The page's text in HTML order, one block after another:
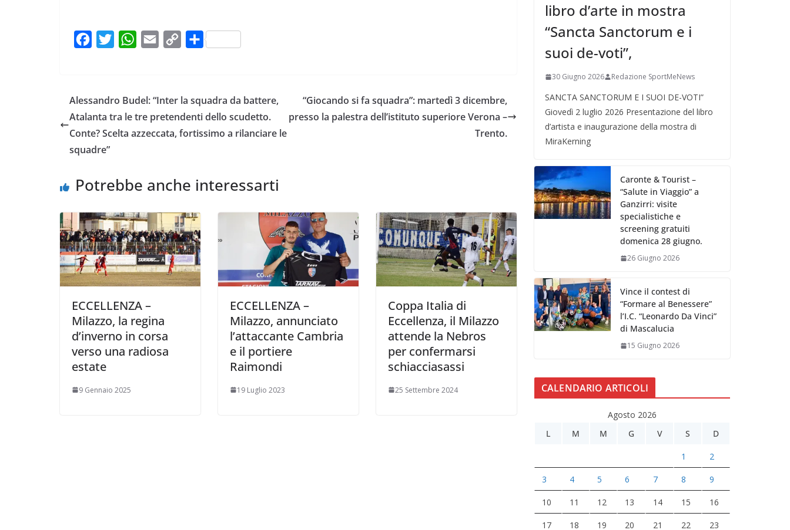
o
o
e
W
L
i
C
i
Alessandro Budel: “Inter la squadra da battere,
Atalanta tra le tre pretendenti dello scudetto.
Conte? Scelta azzeccata, fortissimo a rilanciare le
squadre”
“Giocando si fa squadra”: martedì 3 dicembre,
presso la palestra dell’istituto superiore Verona –
Trento.
Potrebbe anche interessarti
ECCELLENZA –
Milazzo, la regina
d’inverno in corsa
verso una radiosa
estate
9 Gennaio 2025
ECCELLENZA –
Milazzo, annunciato
l’attaccante Cambria
e il portiere
Raimondi
19 Luglio 2023
Coppa Italia di
Eccellenza, il Milazzo
attende la Nebros
per confermarsi
schiacciasassi
25 Settembre 2024
libro d’arte in mostra
“Sancta Sanctorum e i
suoi de-voti”,
30 Giugno 2026 Redazione SportMeNews
SANCTA SANCTORUM E I SUOI DE-VOTI”
Giovedì 2 luglio 2026 Presentazione del libro
d’artista e inaugurazione della mostra di
MiraKerning
Caronte & Tourist –
“Salute in Viaggio” a
Ganzirri: visite
specialistiche e
screening gratuiti
domenica 28 giugno.
26 Giugno 2026
Vince il contest di
“Formare al Benessere”
l’I.C. “Leonardo Da Vinci”
di Mascalucia
15 Giugno 2026
CALENDARIO ARTICOLI
Agosto 2026
L
M M G V S D
1 2
3 4 5 6 7 8 9
10 11 12 13 14 15 16
17 18 19 20 21 22 23